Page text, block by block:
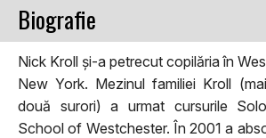
Biografie
Nick Kroll și-a petrecut copilăria în
New York. Mezinul familiei Kroll
două surori) a urmat cursurile
School of Westchester. În 2001 a